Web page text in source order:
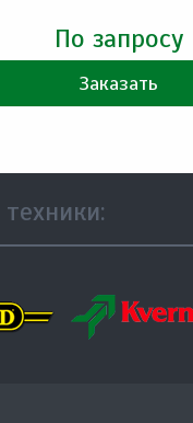
По запросу
Заказать